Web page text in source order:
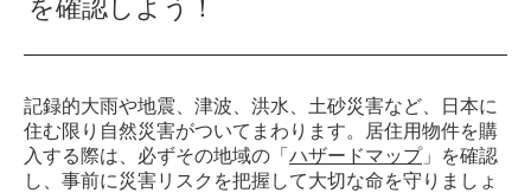
を確認しよう！
記録的大雨や地震、津波、洪水、土砂災害など、日本に
住む限り自然災害がついてまわります。居住用物件を購
入する際は、必ずその地域の「 ハザードマップ」を確認
し、事前に災害リスクを把握して大切な命を守りましょ